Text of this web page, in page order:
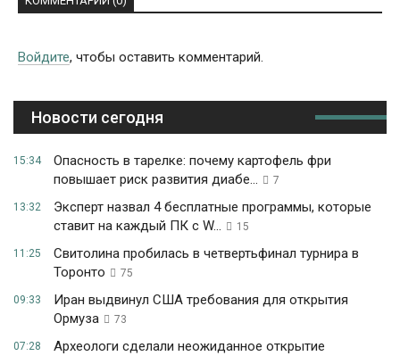
Войдите, чтобы оставить комментарий.
Новости сегодня
15:34
Опасность в тарелке: почему картофель фри
повышает риск развития диабе...
7
13:32
Эксперт назвал 4 бесплатные программы, которые
ставит на каждый ПК с W...
15
11:25
Свитолина пробилась в четвертьфинал турнира в
Торонто
75
09:33
Иран выдвинул США требования для открытия
Ормуза
73
07:28
Археологи сделали неожиданное открытие